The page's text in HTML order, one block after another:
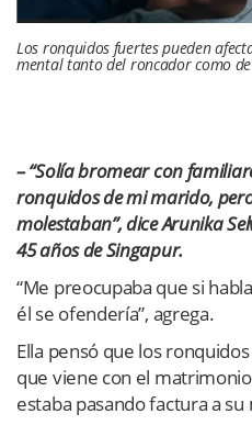
Los ronquidos fuertes pueden
mental tanto del roncador como
– “Solía bromear con
ronquidos de mi marido,
molestaban”, dice Arunika
45 años de Singapur.
“Me preocupaba que si
él se ofendería”, agrega.
Ella pensó que los
que viene con el
estaba pasando factura a